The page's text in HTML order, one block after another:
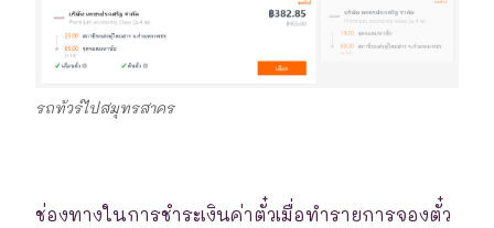
รถทัวร์ไปสมุทรสาคร
ช่องทางในการชำระเงินค่าตั๋วเมื่อทำรายการจองตั๋ว